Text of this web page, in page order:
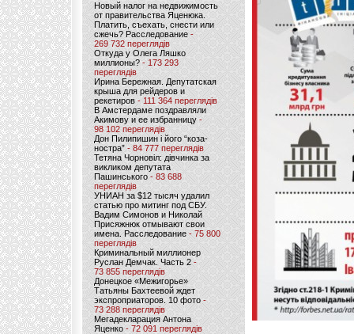
Новый налог на недвижимость
от правительства Яценюка.
Платить, съехать, снести или
сжечь? Расследование-
269 732 переглядів
Откуда у Олега Ляшко
миллионы? - 173 293
переглядів
Ирина Бережная. Депутатская
крыша для рейдеров и
рекетиров - 111 364 переглядів
В Амстердаме поздравляли
Акимову и ее избранницу -
98 102 переглядів
Дон Пилипишин і його “коза-
ностра” - 84 777 переглядів
Тетяна Чорновіл: дівчинка за
викликом депутата
Пашинського- 83 688
переглядів
УНИАН за $12 тысяч удалил
статью про митинг под СБУ.
Вадим Симонов и Николай
Присяжнюк отмывают свои
имена. Расследование - 75 800
переглядів
Криминальный миллионер
Руслан Демчак. Часть 2-
73 855 переглядів
Донецкое «Межигорье»
Татьяны Бахтеевой ждет
экспроприаторов. 10 фото -
73 288 переглядів
Мегадекларация Антона
Яценко - 72 091 переглядів